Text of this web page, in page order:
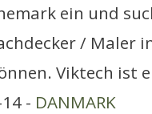
ein und
/ Maler
Viktech ist
- DANMARK